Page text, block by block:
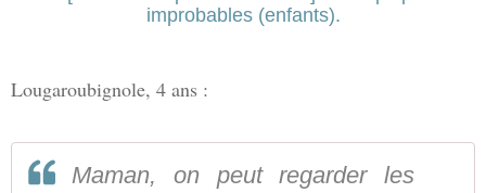
Lougaroubignole, 4 ans :
Maman, on peut regarder les